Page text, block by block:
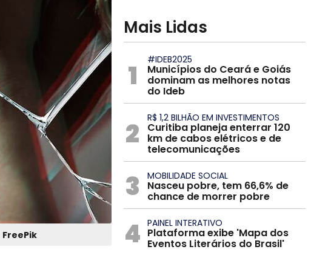
FreePik
Mais Lidas
1 #IDEB2025
Municípios do Ceará e Goiás
dominam as melhores notas
do Ideb
2 R$ 1,2 BILHÃO EM INVESTIMENTOS
Curitiba planeja enterrar 120
km de cabos elétricos e de
telecomunicações
3 MOBILIDADE SOCIAL
Nasceu pobre, tem 66,6% de
chance de morrer pobre
4 PAINEL INTERATIVO
Plataforma exibe 'Mapa dos
Eventos Literários do Brasil'